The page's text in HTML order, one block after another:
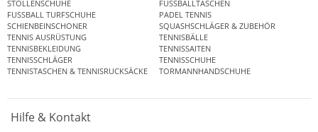
STOLLENSCHUHE
FUSSBALLTASCHEN
FUSSBALL TURFSCHUHE
PADEL TENNIS
SCHIENBEINSCHONER
SQUASHSCHLÄGER & ZUBEHÖR
TENNIS AUSRÜSTUNG
TENNISBÄLLE
TENNISBEKLEIDUNG
TENNISSAITEN
TENNISSCHLÄGER
TENNISSCHUHE
TENNISTASCHEN & TENNISRUCKSÄCKE
TORMANNHANDSCHUHE
Hilfe & Kontakt